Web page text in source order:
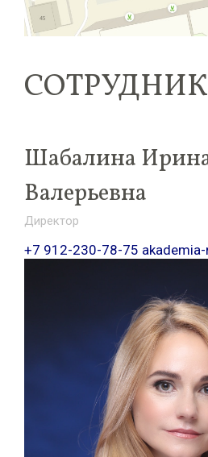
Шабалина
Валерьевна
Директор
+7 912-230-78-75 akademia-